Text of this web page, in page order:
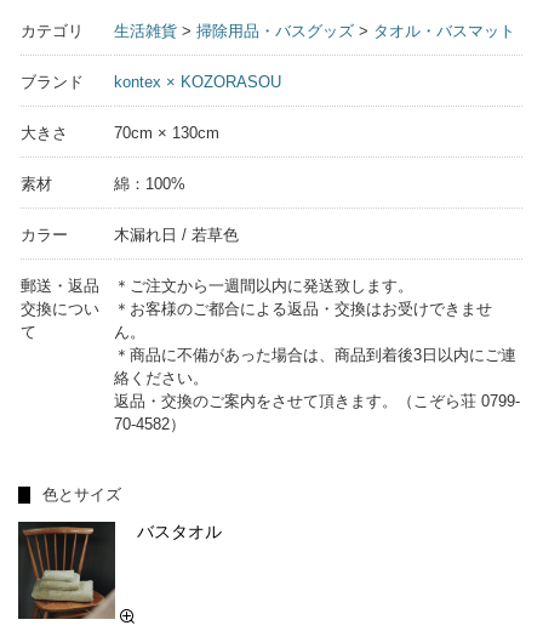
カテゴリ 生活雑貨 > 掃除用品・バスグッズ > タオル・バスマット
ブランド kontex × KOZORASOU
大きさ 70cm × 130cm
素材 綿：100%
カラー 木漏れ日 / 若草色
郵送・返品
交換につい
て
＊ご注文から一週間以内に発送致します。
＊お客様のご都合による返品・交換はお受けできませ
ん。
＊商品に不備があった場合は、商品到着後3日以内にご連
絡ください。
返品・交換のご案内をさせて頂きます。（こぞら荘 0799-
70-4582）
色とサイズ
バスタオル